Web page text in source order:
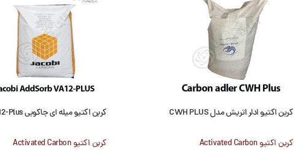
کربن اکتیو ادلر اتریش مدل CWH PLUS
کربن اکتیو Activated Carbon
کربن اکتیو میله ای جاکوبی AddSorb VA12-Plus
کربن اکتیو Activated Carbon